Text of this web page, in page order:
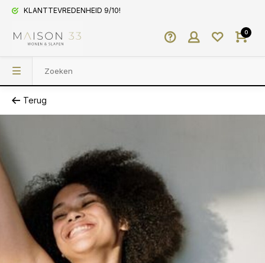
KLANTTEVREDENHEID 9/10!
0
Terug